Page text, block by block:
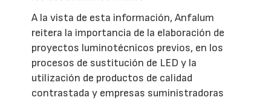
A la vista de esta información, Anfalum
reitera la importancia de la elaboración de
proyectos luminotécnicos previos, en los
procesos de sustitución de LED y la
utilización de productos de calidad
contrastada y empresas suministradoras